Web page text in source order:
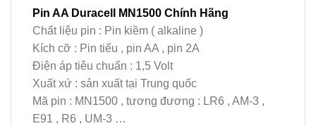
Pin AA Duracell MN1500 Chính Hãng
Chất liệu pin : Pin kiềm ( alkaline )
Kích cỡ : Pin tiểu , pin AA , pin 2A
Điện áp tiêu chuẩn : 1,5 Volt
Xuất xứ : sản xuất tại Trung quốc
Mã pin : MN1500 , tương đương : LR6 , AM-3 ,
E91 , R6 , UM-3 …